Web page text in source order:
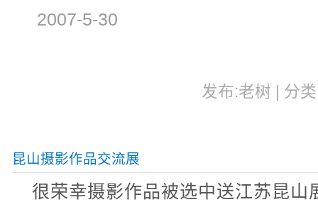
2007-5-30
发布:老树 | 分
昆山摄影作品交流展
很荣幸摄影作品被选中送江苏昆山